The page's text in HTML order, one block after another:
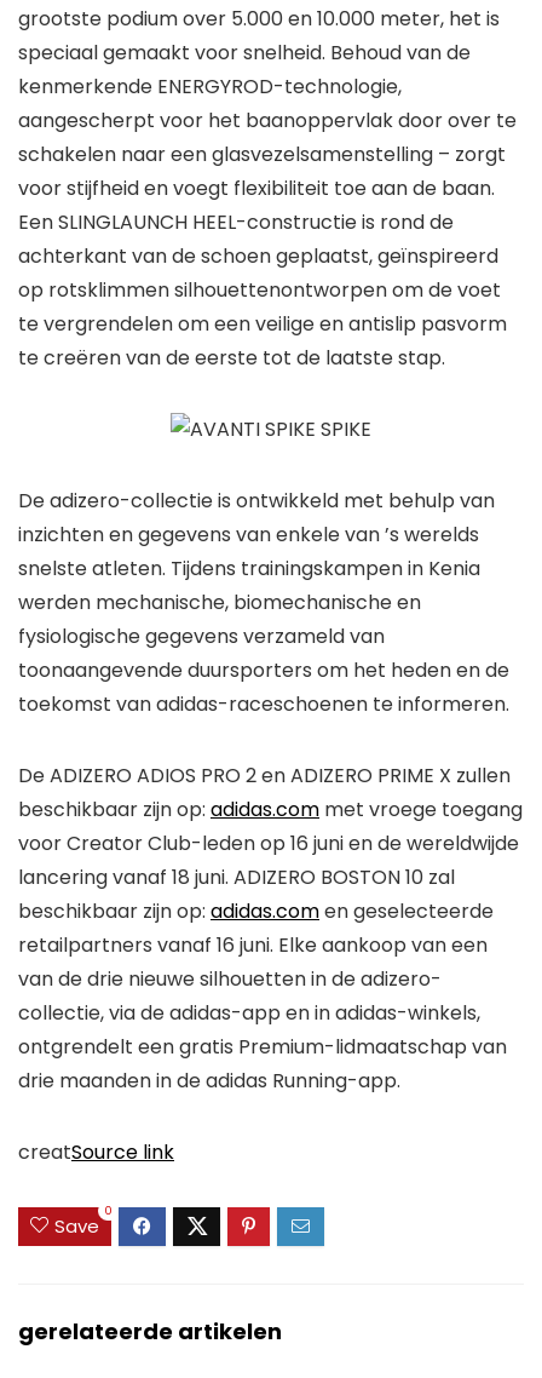
grootste podium over 5.000 en 10.000 meter, het is
speciaal gemaakt voor snelheid. Behoud van de
kenmerkende ENERGYROD-technologie,
aangescherpt voor het baanoppervlak door over te
schakelen naar een glasvezelsamenstelling – zorgt
voor stijfheid en voegt flexibiliteit toe aan de baan.
Een SLINGLAUNCH HEEL-constructie is rond de
achterkant van de schoen geplaatst, geïnspireerd
op rotsklimmensilhouettenontworpen om de voet
te vergrendelen om een ​​veilige en antislip pasvorm
te creëren van de eerste tot de laatste stap.
De adizero-collectie is ontwikkeld met behulp van
inzichten en gegevens van enkele van ’s werelds
snelste atleten. Tijdens trainingskampen in Kenia
werden mechanische, biomechanische en
fysiologische gegevens verzameld van
toonaangevende duursporters om het heden en de
toekomst van adidas-raceschoenen te informeren.
De ADIZERO ADIOS PRO 2 en ADIZERO PRIME X zullen
beschikbaar zijn op: adidas.com met vroege toegang
voor Creator Club-leden op 16 juni en de wereldwijde
lancering vanaf 18 juni. ADIZERO BOSTON 10 zal
beschikbaar zijn op: adidas.comen geselecteerde
retailpartners vanaf 16 juni. Elke aankoop van een
van de drie nieuwe silhouetten in de adizero-
collectie, via de adidas-app en in adidas-winkels,
ontgrendelt een gratis Premium-lidmaatschap van
drie maanden in de adidas Running-app.
creatSource link
Save
0
gerelateerde artikelen